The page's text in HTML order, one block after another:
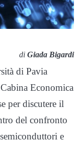
di Giada Bigardi
di Pavia
Economica
per discutere il
del confronto
e